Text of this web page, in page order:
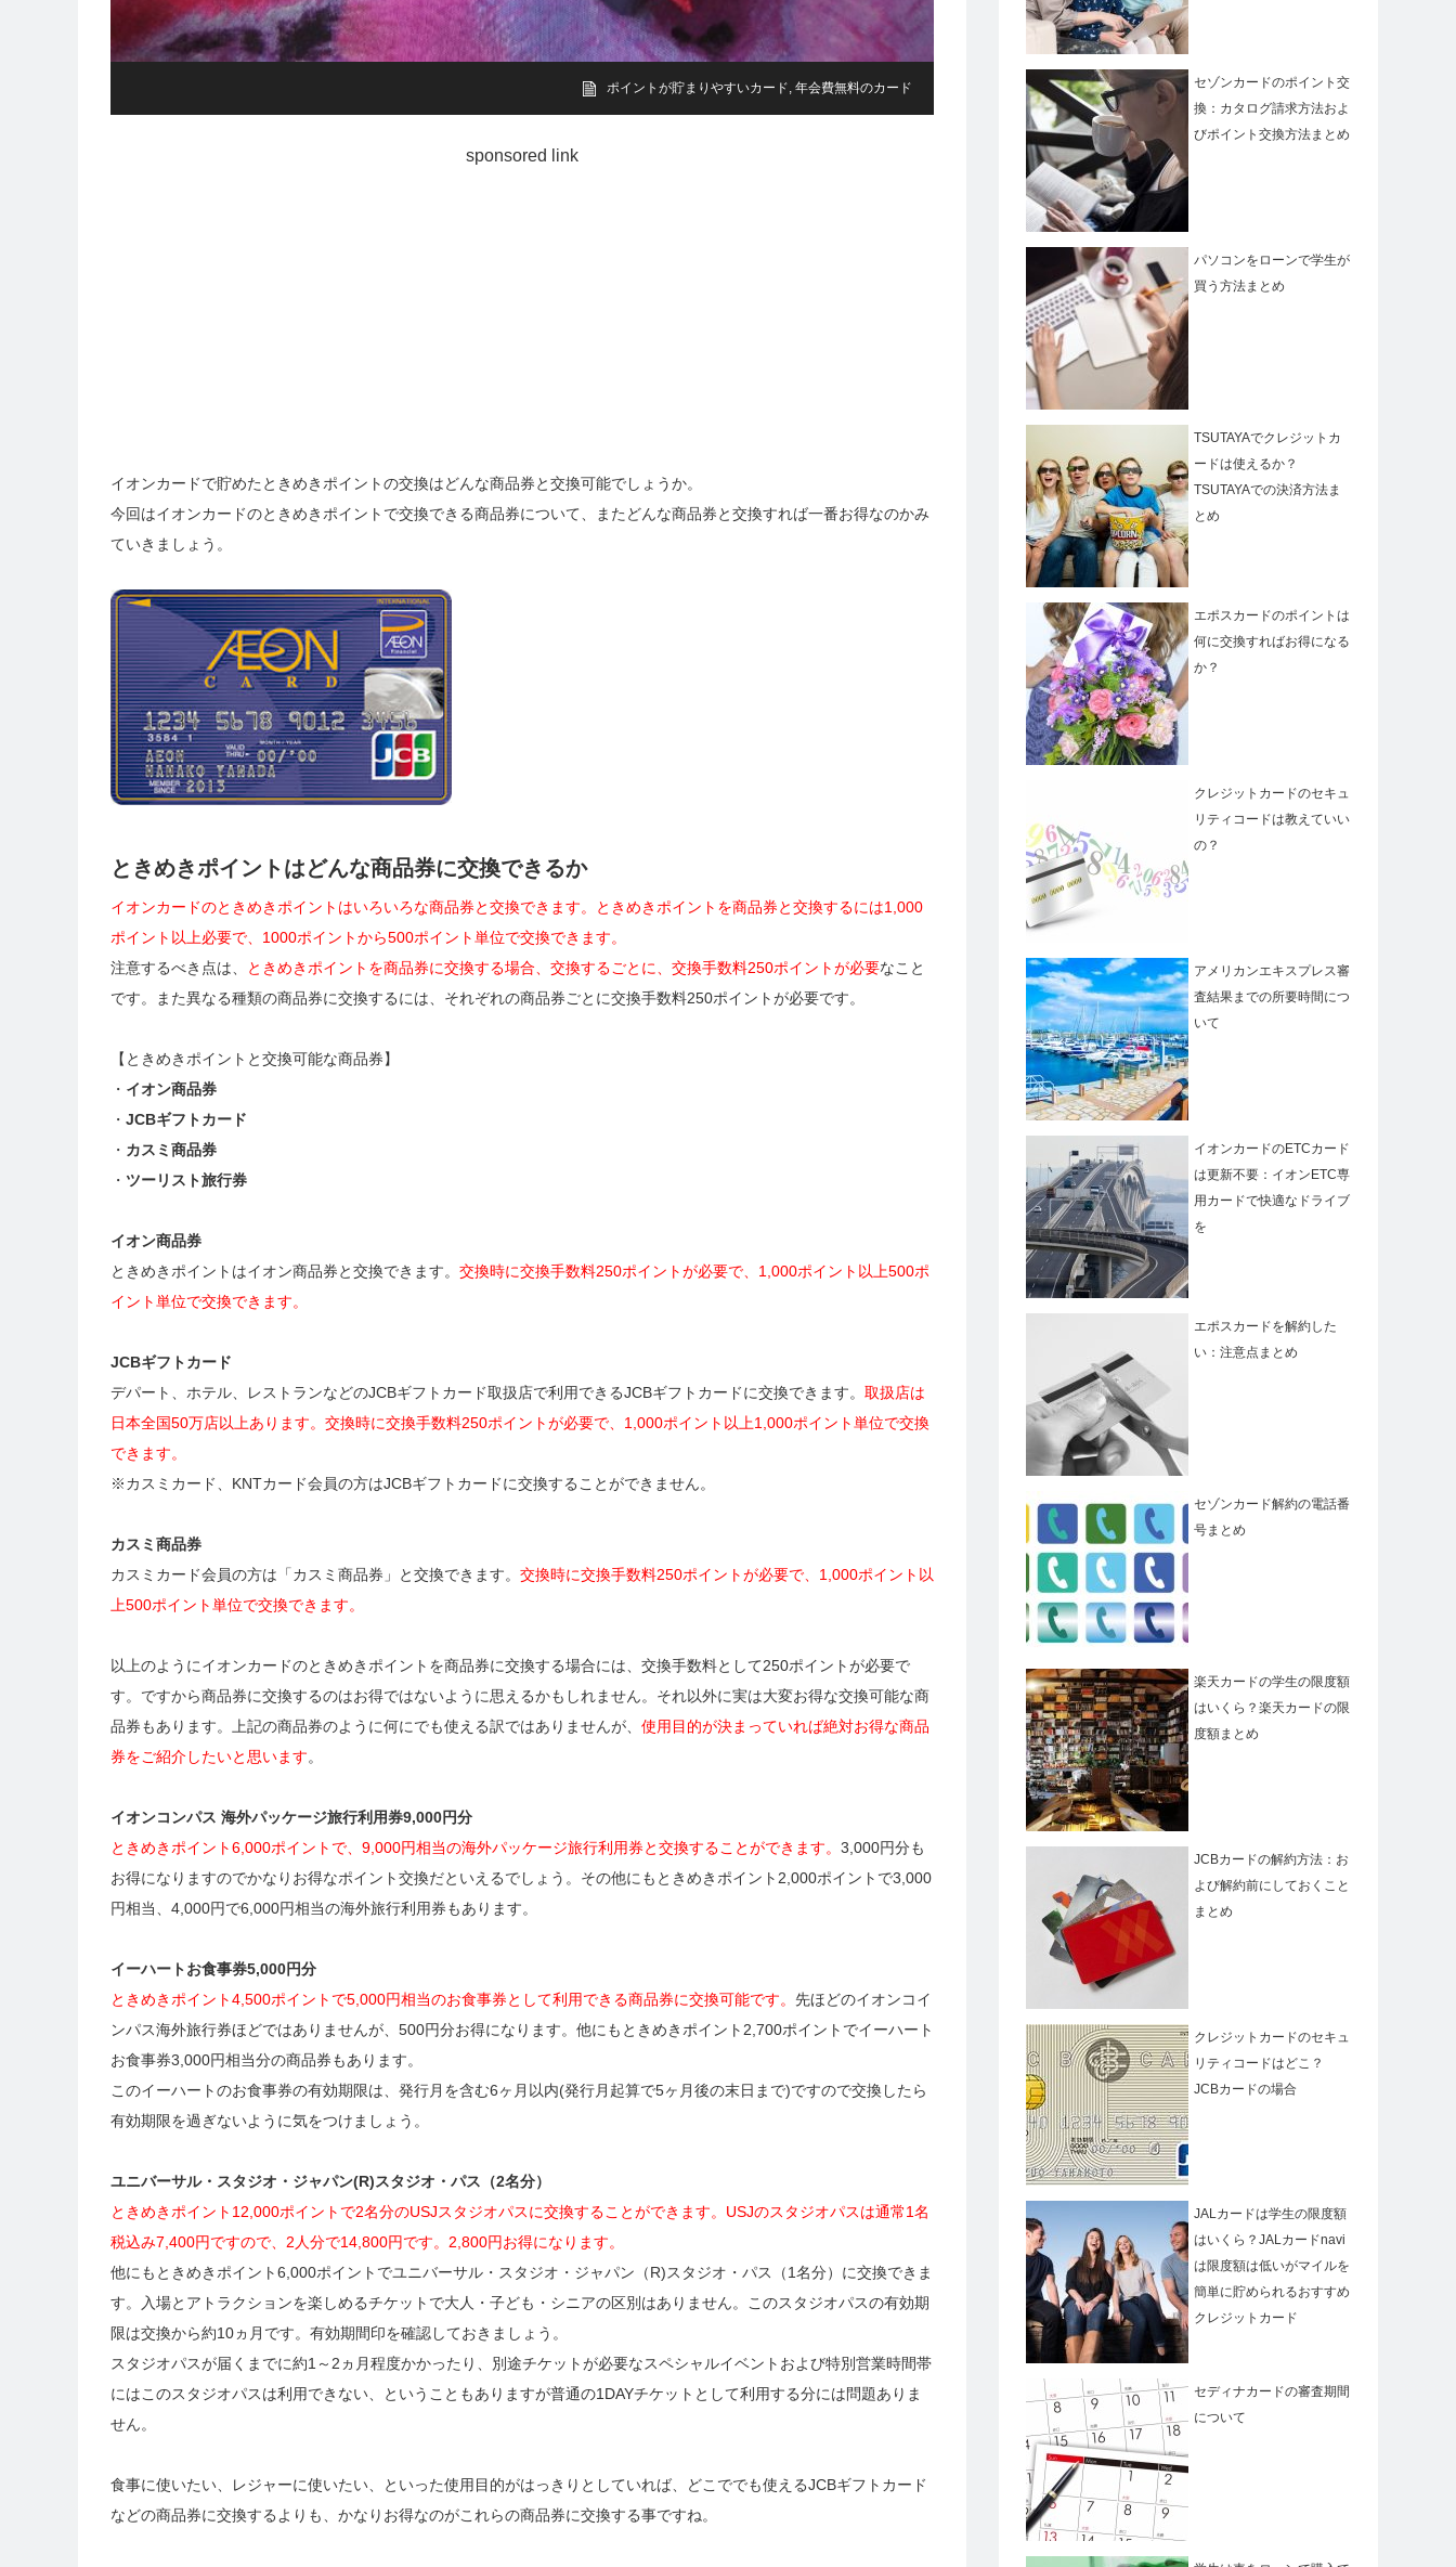
ポイントが貯まりやすいカード, 年会費無料のカード
sponsored link
イオンカードで貯めたときめきポイントの交換はどんな商品券と交換可能でしょうか。
今回はイオンカードのときめきポイントで交換できる商品券について、またどんな商品券と交換すれば一番お得なのかみ
ていきましょう。
ときめきポイントはどんな商品券に交換できるか
イオンカードのときめきポイントはいろいろな商品券と交換できます。ときめきポイントを商品券と交換するには1,000
ポイント以上必要で、1000ポイントから500ポイント単位で交換できます。
注意するべき点は、
ときめきポイントを商品券に交換する場合、交換するごとに、交換手数料250ポイントが必要なこと
です。また異なる種類の商品券に交換するには、それぞれの商品券ごとに交換手数料250ポイントが必要です。
【ときめきポイントと交換可能な商品券】
・ イオン商品券
・ JCBギフトカード
・ カスミ商品券
・ ツーリスト旅行券
イオン商品券
ときめきポイントはイオン商品券と交換できます。 交換時に交換手数料250ポイントが必要で、1,000ポイント以上500ポ
イント単位で交換できます。
JCBギフトカード
デパート、ホテル、レストランなどのJCBギフトカード取扱店で利用できるJCBギフトカードに交換できます。 取扱店は
日本全国50万店以上あります。交換時に交換手数料250ポイントが必要で、1,000ポイント以上1,000ポイント単位で交換
できます。
※カスミカード、KNTカード会員の方はJCBギフトカードに交換することができません。
カスミ商品券
カスミカード会員の方は「カスミ商品券」と交換できます。 交換時に交換手数料250ポイントが必要で、1,000ポイント以
上500ポイント単位で交換できます。
以上のようにイオンカードのときめきポイントを商品券に交換する場合には、交換手数料として250ポイントが必要で
す。ですから商品券に交換するのはお得ではないように思えるかもしれません。それ以外に実は大変お得な交換可能な商
品券もあります。上記の商品券のように何にでも使える訳ではありませんが、 使用目的が決まっていれば絶対お得な商品
券をご紹介したいと思います。
イオンコンパス 海外パッケージ旅行利用券9,000円分
ときめきポイント6,000ポイントで、9,000円相当の海外パッケージ旅行利用券と交換することができます。 3,000円分も
お得になりますのでかなりお得なポイント交換だといえるでしょう。その他にもときめきポイント2,000ポイントで3,000
円相当、4,000円で6,000円相当の海外旅行利用券もあります。
イーハートお食事券5,000円分
ときめきポイント4,500ポイントで5,000円相当のお食事券として利用できる商品券に交換可能です。 先ほどのイオンコイ
ンパス海外旅行券ほどではありませんが、500円分お得になります。他にもときめきポイント2,700ポイントでイーハート
お食事券3,000円相当分の商品券もあります。
このイーハートのお食事券の有効期限は、発行月を含む6ヶ月以内(発行月起算で5ヶ月後の末日まで)ですので交換したら
有効期限を過ぎないように気をつけましょう。
ユニバーサル・スタジオ・ジャパン(R)スタジオ・パス（2名分）
ときめきポイント12,000ポイントで2名分のUSJスタジオパスに交換することができます。USJのスタジオパスは通常1名
税込み7,400円ですので、2人分で14,800円です。2,800円お得になります。
他にもときめきポイント6,000ポイントでユニバーサル・スタジオ・ジャパン（R)スタジオ・パス（1名分）に交換できま
す。入場とアトラクションを楽しめるチケットで大人・子ども・シニアの区別はありません。このスタジオパスの有効期
限は交換から約10ヵ月です。有効期間印を確認しておきましょう。
スタジオパスが届くまでに約1～2ヵ月程度かかったり、別途チケットが必要なスペシャルイベントおよび特別営業時間帯
にはこのスタジオパスは利用できない、ということもありますが普通の1DAYチケットとして利用する分には問題ありま
せん。
食事に使いたい、レジャーに使いたい、といった使用目的がはっきりとしていれば、どこででも使えるJCBギフトカード
などの商品券に交換するよりも、かなりお得なのがこれらの商品券に交換する事ですね。
セゾンカードのポイント交
換：カタログ請求方法およ
びポイント交換方法まとめ
パソコンをローンで学生が
買う方法まとめ
TSUTAYAでクレジットカ
ードは使えるか？
TSUTAYAでの決済方法ま
とめ
エポスカードのポイントは
何に交換すればお得になる
か？
クレジットカードのセキュ
リティコードは教えていい
の？
アメリカンエキスプレス審
査結果までの所要時間につ
いて
イオンカードのETCカード
は更新不要：イオンETC専
用カードで快適なドライブ
を
エポスカードを解約した
い：注意点まとめ
セゾンカード解約の電話番
号まとめ
楽天カードの学生の限度額
はいくら？楽天カードの限
度額まとめ
JCBカードの解約方法：お
よび解約前にしておくこと
まとめ
クレジットカードのセキュ
リティコードはどこ？
JCBカードの場合
JALカードは学生の限度額
はいくら？JALカードnavi
は限度額は低いがマイルを
簡単に貯められるおすすめ
クレジットカード
セディナカードの審査期間
について